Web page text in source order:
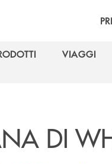
VIAGGI
DI